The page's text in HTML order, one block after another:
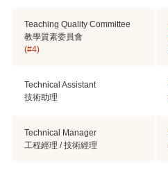
Teaching Quality Committee
教學質素委員會
(#4)
Technical Assistant
技術助理
Technical Manager
工程經理 / 技術經理